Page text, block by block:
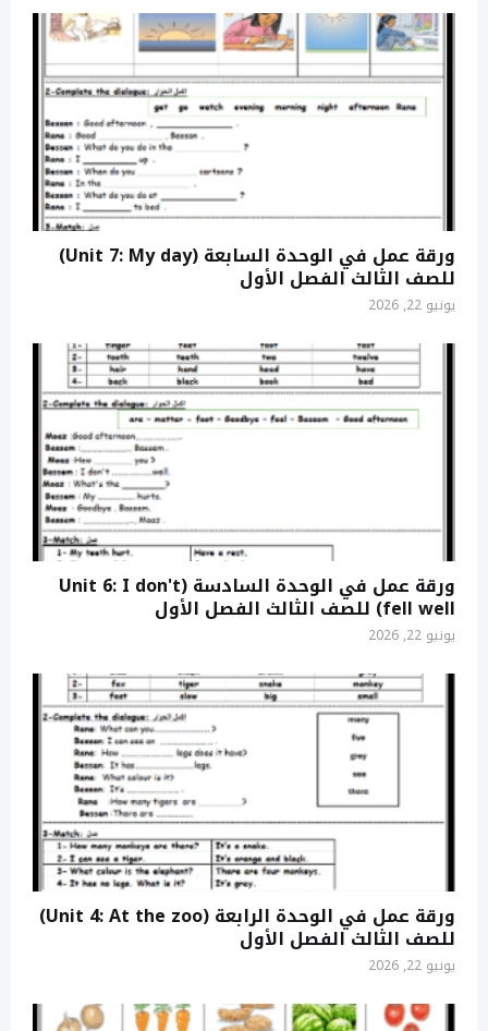
ورقة عمل في الوحدة السابعة (Unit 7: My day)
للصف الثالث الفصل الأول
يونيو 22, 2026
ورقة عمل في الوحدة السادسة (Unit 6: I don't
fell well) للصف الثالث الفصل الأول
يونيو 22, 2026
ورقة عمل في الوحدة الرابعة (Unit 4: At the zoo)
للصف الثالث الفصل الأول
يونيو 22, 2026